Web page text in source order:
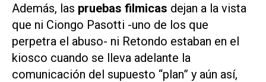
Además, las pruebas filmicas dejan a la vista
que ni Ciongo Pasotti -uno de los que
perpetra el abuso- ni Retondo estaban en el
kiosco cuando se lleva adelante la
comunicación del supuesto “plan” y aún así,